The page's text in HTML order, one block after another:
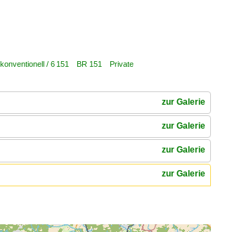
konventionell / 6 151 BR 151 Private
zur Galerie
zur Galerie
zur Galerie
zur Galerie